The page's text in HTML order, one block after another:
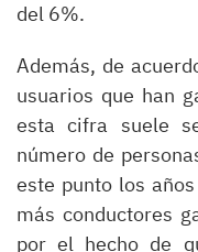
del 6%.
Además, de
usuarios que han
esta cifra suele
número de
este punto los
más conductores
por el hecho de